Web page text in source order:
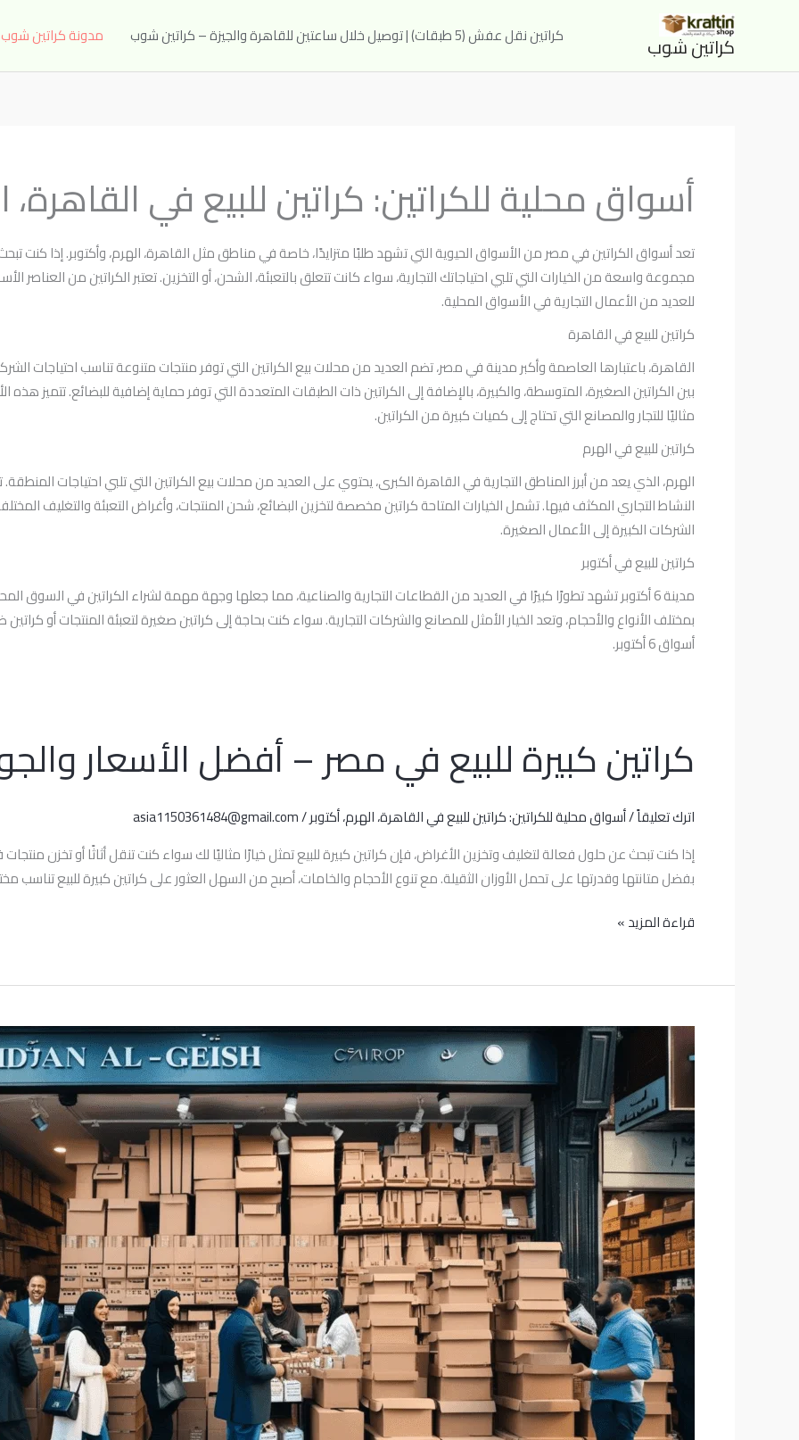
كراتين شوب كراتين نقل عفش (5 طبقات) | توصيل خلال ساعتين للقاهرة والجيزة – كراتين شوب مدونة كراتين شوب
أسواق محلية للكراتين: كراتين للبيع في القاهرة،
تعد أسواق الكراتين في مصر من الأسواق الحيوية التي تشهد طلبًا متزايدًا، خاصة في مناطق مثل القاهرة، الهرم، وأكتوبر. إذا كنت
مجموعة واسعة من الخيارات التي تلبي احتياجاتك التجارية، سواء كانت تتعلق بالتعبئة، الشحن، أو التخزين. تعتبر الكراتين من العناصر
للعديد من الأعمال التجارية في الأسواق المحلية.
كراتين للبيع في القاهرة
القاهرة، باعتبارها العاصمة وأكبر مدينة في مصر، تضم العديد من محلات بيع الكراتين التي توفر منتجات متنوعة تناسب احتياجات
بين الكراتين الصغيرة، المتوسطة، والكبيرة، بالإضافة إلى الكراتين ذات الطبقات المتعددة التي توفر حماية إضافية للبضائع. تتميز هذه
مثاليًا للتجار والمصانع التي تحتاج إلى كميات كبيرة من الكراتين.
كراتين للبيع في الهرم
الهرم، الذي يعد من أبرز المناطق التجارية في القاهرة الكبرى، يحتوي على العديد من محلات بيع الكراتين التي تلبي احتياجات
النشاط التجاري المكثف فيها. تشمل الخيارات المتاحة كراتين مخصصة لتخزين البضائع، شحن المنتجات، وأغراض التعبئة والتغليف
الشركات الكبيرة إلى الأعمال الصغيرة.
كراتين للبيع في أكتوبر
مدينة 6 أكتوبر تشهد تطورًا كبيرًا في العديد من القطاعات التجارية والصناعية، مما جعلها وجهة مهمة لشراء الكراتين في
بمختلف الأنواع والأحجام، وتعد الخيار الأمثل للمصانع والشركات التجارية. سواء كنت بحاجة إلى كراتين صغيرة لتعبئة المنتجات أو
أسواق 6 أكتوبر.
كراتين كبيرة للبيع في مصر – أفضل الأسعار
اترك تعليقاً/أسواق محلية للكراتين: كراتين للبيع في القاهرة، الهرم، أكتوبر/
asia1150361484@gmail.com
إذا كنت تبحث عن حلول فعالة لتغليف وتخزين الأغراض، فإن كراتين كبيرة للبيع تمثل خيارًا مثاليًا لك سواء كنت تنقل أثاثًا أو تخزن
بفضل متانتها وقدرتها على تحمل الأوزان الثقيلة. مع تنوع الأحجام والخامات، أصبح من السهل العثور على كراتين كبيرة للبيع تناسب
كراتين
كبيرة
في
مصر
–
أفضل
الأسعار
قراءة المزيد »
كراتين
شارع
الجيش
–
أفضل
خيارات
التغليف
والنقل